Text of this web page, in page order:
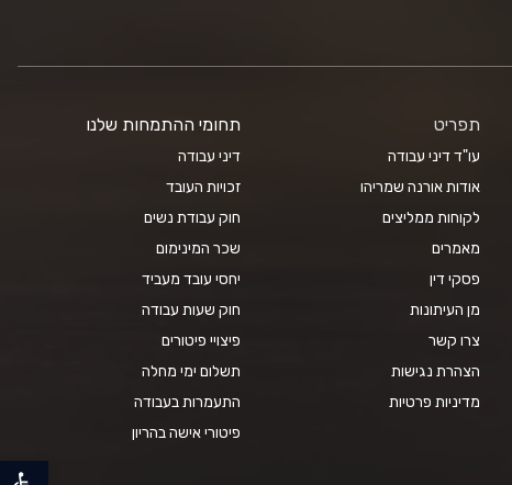
פתח
תפריט
עו"ד דיני עבודה
אודות אורנה שמריהו
לקוחות ממליצים
מאמרים
פסקי דין
מן העיתונות
צרו קשר
הצהרת נגישות
מדיניות פרטיות
תחומי ההתמחות שלנו
דיני עבודה
זכויות העובד
חוק עבודת נשים
שכר המינימום
יחסי עובד מעביד
חוק שעות עבודה
פיצויי פיטורים
תשלום ימי מחלה
התעמרות בעבודה
פיטורי אישה בהריון